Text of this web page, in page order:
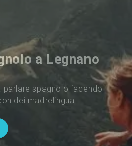
a Legnano
parlare spagnolo facendo
dei madrelingua